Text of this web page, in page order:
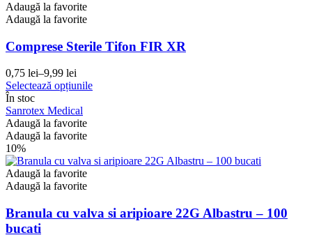
Adaugă la favorite
Adaugă la favorite
Comprese Sterile Tifon FIR XR
0,75 lei–9,99 lei
Interval
de
prețuri:
0,75 lei
până
la
9,99 lei
Selectează opțiunileAcest
Opțiunile
în
pagina
În stoc
Sanrotex Medical
Adaugă la favorite
Adaugă la favorite
10%
Adaugă la favorite
Adaugă la favorite
Branula cu valva si aripioare 22G Albastru – 100
bucati